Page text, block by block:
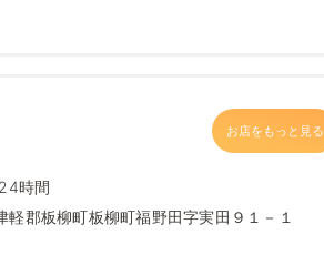
お店をもっと見る
時間
軽郡板柳町板柳町福野田字実田９１－１